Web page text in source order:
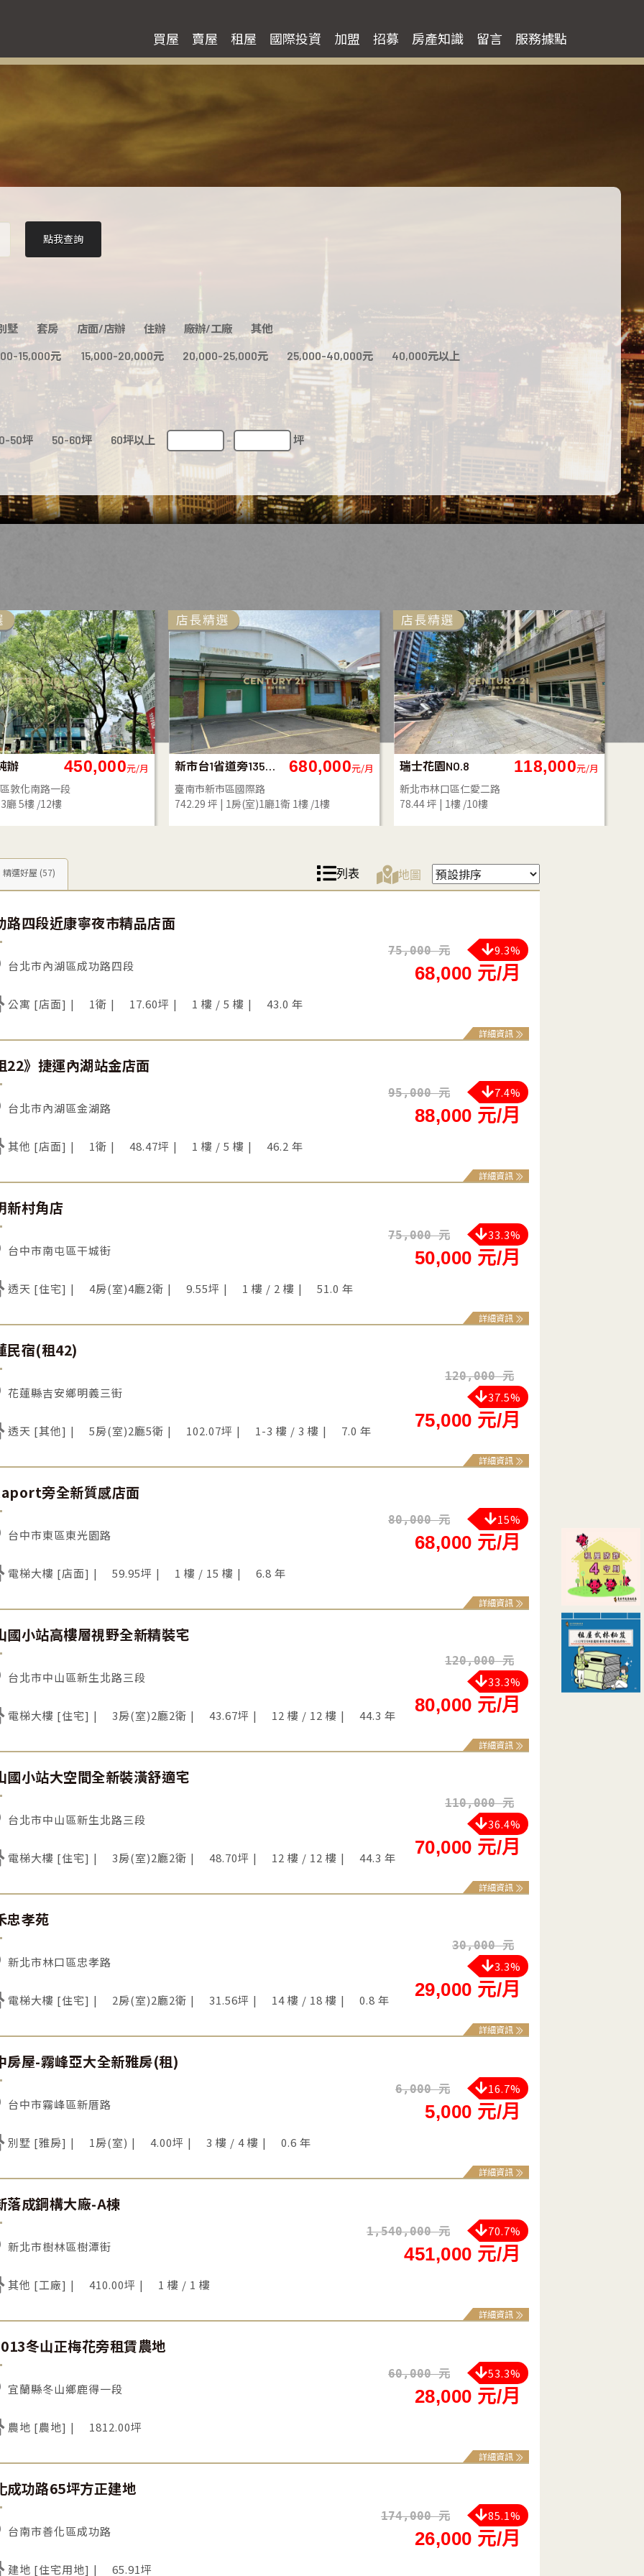
買屋 賣屋 租屋 國際投資 加盟 招募 房產知識 留言 服務據點
點我查詢
墅 套房 店面/店辦 住辦 廠辦/工廠 其他
15,000元 15,000-20,000元 20,000-25,000元 25,000-40,000元 40,000元以上
50坪 50-60坪 60坪以上 - 坪
38,000元/月
成功路四段
/5樓
126,000元/月
北新路邊空地
新北市淡水區北新路一段
840.00 坪
50,000元/月
㊝環河金店面
新北市板橋區環河西路四段
26.20 坪
1衛 1樓 /9樓
精選好屋 (57) 列表 地圖
路四段近康寧夜市精品店面
台北市內湖區成功路四段
公寓 [店面] 1衛 17.60坪 1 樓 / 5 樓 43.0 年
75,000 元 9.3%
68,000 元/月
詳細資訊
22》捷運內湖站金店面
台北市內湖區金湖路
其他 [店面] 1衛 48.47坪 1 樓 / 5 樓 46.2 年
95,000 元 7.4%
88,000 元/月
詳細資訊
新村角店
台中市南屯區干城街
透天 [住宅] 4房(室)4廳2衛 9.55坪 1 樓 / 2 樓 51.0 年
75,000 元 33.3%
50,000 元/月
詳細資訊
民宿(租42)
花蓮縣吉安鄉明義三街
透天 [其他] 5房(室)2廳5衛 102.07坪 1-3 樓 / 3 樓 7.0 年
120,000 元
37.5%
75,000 元/月
詳細資訊
旁全新質感店面
台中市東區東光園路
電梯大樓 [店面] 59.95坪 1 樓 / 15 樓 6.8 年
80,000 元 15%
68,000 元/月
詳細資訊
國小站高樓層視野全新精裝宅
台北市中山區新生北路三段
電梯大樓 [住宅] 3房(室)2廳2衛 43.67坪 12 樓 / 12 樓 44.3 年
120,000 元
33.3%
80,000 元/月
詳細資訊
國小站大空間全新裝潢舒適宅
台北市中山區新生北路三段
電梯大樓 [住宅] 3房(室)2廳2衛 48.70坪 12 樓 / 12 樓 44.3 年
110,000 元
36.4%
70,000 元/月
詳細資訊
忠孝苑
新北市林口區忠孝路
電梯大樓 [住宅] 2房(室)2廳2衛 31.56坪 14 樓 / 18 樓 0.8 年
30,000 元
3.3%
29,000 元/月
詳細資訊
房屋-霧峰亞大全新雅房(租)
台中市霧峰區新厝路
別墅 [雅房] 1房(室) 4.00坪 3 樓 / 4 樓 0.6 年
6,000 元 16.7%
5,000 元/月
詳細資訊
落成鋼構大廠-A棟
新北市樹林區樹潭街
其他 [工廠] 410.00坪 1 樓 / 1 樓
1,540,000 元 70.7%
451,000 元/月
詳細資訊
冬山正梅花旁租賃農地
宜蘭縣冬山鄉鹿得一段
農地 [農地] 1812.00坪
60,000 元 53.3%
28,000 元/月
詳細資訊
成功路65坪方正建地
台南市善化區成功路
建地 [住宅用地] 65.91坪
174,000 元 85.1%
26,000 元/月